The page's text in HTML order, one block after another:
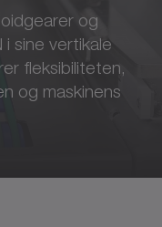
og
i sine vertikale
fleksibiliteten,
og maskinens